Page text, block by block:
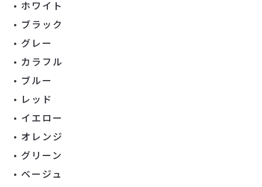
ホワイト
ブラック
グレー
カラフル
ブルー
レッド
イエロー
オレンジ
グリーン
ベージュ